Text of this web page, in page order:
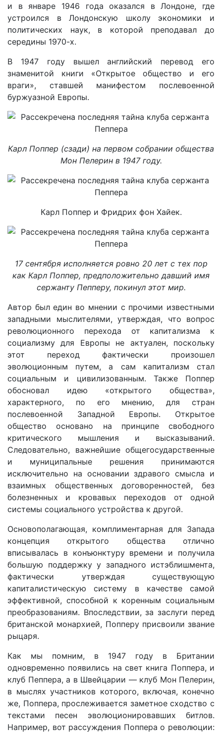
и в январе 1946 года оказался в Лондоне, где
устроился в Лондонскую школу экономики и
политических наук, в которой преподавал до
середины 1970-х.
В 1947 году вышел английский перевод его
знаменитой книги «Открытое общество и его
враги», ставшей манифестом послевоенной
буржуазной Европы.
Карл Поппер (сзади) на первом собрании общества
Мон Пелерин в 1947 году.
Карл Поппер и Фридрих фон Хайек.
17 сентября исполняется ровно 20 лет с тех пор
как Карл Поппер, предположительно давший имя
сержанту Пепперу, покинул этот мир.
Автор был един во мнении с прочими известными
западными мыслителями, утверждая, что вопрос
революционного перехода от капитализма к
социализму для Европы не актуален, поскольку
этот переход фактически произошел
эволюционным путем, а сам капитализм стал
социальным и цивилизованным. Также Поппер
обосновал идею «открытого общества»,
характерного, по его мнению, для стран
послевоенной Западной Европы. Открытое
общество основано на принципе свободного
критического мышления и высказываний.
Следовательно, важнейшие общегосударственные
и муниципальные решения принимаются
исключительно на основании здравого смысла и
взаимных общественных договоренностей, без
болезненных и кровавых переходов от одной
системы социального устройства к другой.
Основополагающая, комплиментарная для Запада
концепция открытого общества отлично
вписывалась в конъюнктуру времени и получила
большую поддержку у западного истэблишмента,
фактически утверждая существующую
капиталистическую систему в качестве самой
эффективной, способной к коренным социальным
преобразованиям. Впоследствии, за заслуги перед
британской монархией, Попперу присвоили звание
рыцаря.
Как мы помним, в 1947 году в Британии
одновременно появились на свет книга Поппера, и
клуб Пеппера, а в Швейцарии — клуб Мон Пелерин,
в мыслях участников которого, включая, конечно
же, Поппера, прослеживается заметное сходство с
текстами песен эволюционировавших битлов.
Например, вот рассуждения Поппера о революции: